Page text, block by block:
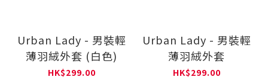
Urban Lady - 男裝輕
薄羽絨外套 (白色)
HK$299.00
Urban Lady - 男裝輕
薄羽絨外套
HK$299.00